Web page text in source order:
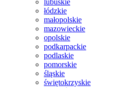
lubuskie
łódzkie
małopolskie
mazowieckie
opolskie
podkarpackie
podlaskie
pomorskie
śląskie
świętokrzyskie